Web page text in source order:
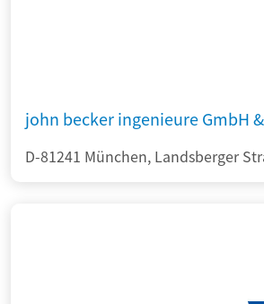
john becker ingenieure GmbH &
D-81241 München, Landsberger